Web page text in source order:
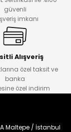
güvenli
imkanı
Alışveriş
özel taksit ve
banka
özel indirim
Maltepe / İstanbul